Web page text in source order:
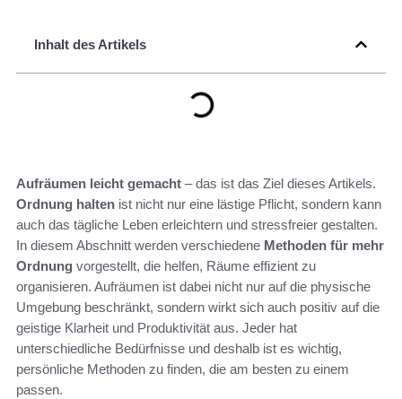
Inhalt des Artikels
Aufräumen leicht gemacht – das ist das Ziel dieses Artikels.
Ordnung halten ist nicht nur eine lästige Pflicht, sondern kann
auch das tägliche Leben erleichtern und stressfreier gestalten.
In diesem Abschnitt werden verschiedene Methoden für mehr
Ordnung vorgestellt, die helfen, Räume effizient zu
organisieren. Aufräumen ist dabei nicht nur auf die physische
Umgebung beschränkt, sondern wirkt sich auch positiv auf die
geistige Klarheit und Produktivität aus. Jeder hat
unterschiedliche Bedürfnisse und deshalb ist es wichtig,
persönliche Methoden zu finden, die am besten zu einem
passen.